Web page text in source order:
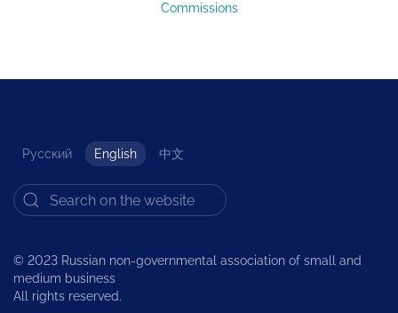
Commissions
Русский English 中文
© 2023 Russian non-governmental association of small and
medium business
All rights reserved.